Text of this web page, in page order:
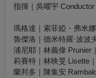
指揮｜吳曜宇 Conductor
瑪格達｜索菲婭・弗米
魯傑洛｜德米特羅·波波
浦尼耶｜林義偉 Prunier
莉賽特｜林映旻 Lisette
蘭邦多｜陳集安